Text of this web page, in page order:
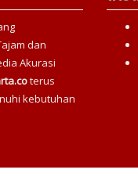
dan
Akurasi
terus
kebutuhan